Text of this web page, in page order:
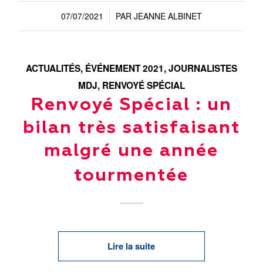
07/07/2021
/ PAR JEANNE ALBINET
ACTUALITÉS, ÉVÉNEMENT 2021,JOURNALISTES
MDJ, RENVOYÉ SPÉCIAL
Renvoyé Spécial : un
bilan très satisfaisant
malgré une année
tourmentée
Lire la suite